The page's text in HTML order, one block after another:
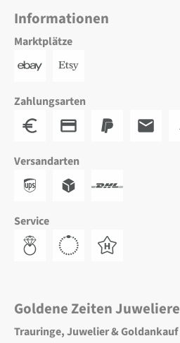
Informationen
Marktplätze
Zahlungsarten
Versandarten
Service
Goldene Zeiten Juweliere
Trauringe, Juwelier & Goldankauf